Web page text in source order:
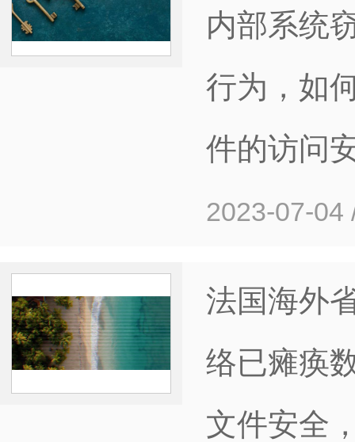
内部系统
行为，如
件的访问
2023-07-04
法国海外
络已瘫痪
文件安全